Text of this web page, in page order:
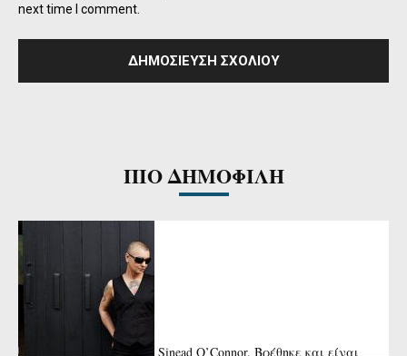
next time I comment.
ΠΙΟ ΔΗΜΟΦΙΛΗ
Sinead O’Connor. Βρέθηκε και είναι